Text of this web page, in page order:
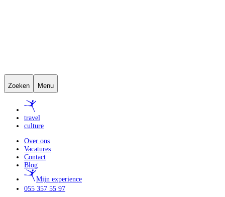
Zoeken Menu
travel
culture
Over ons
Vacatures
Contact
Blog
Mijn experience
055 357 55 97